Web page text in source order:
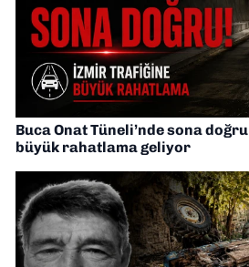
Buca Onat Tüneli’nde sona
büyük rahatlama geliyor